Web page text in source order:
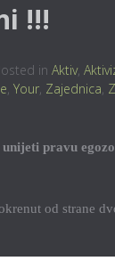
!!!
in Aktiv,
, Your, Zajednica,
pravu
od strane